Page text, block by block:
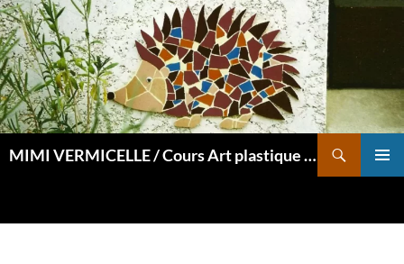
Aller
au
contenu
MIMI VERMICELLE / Cours Art plastique et mosaïque